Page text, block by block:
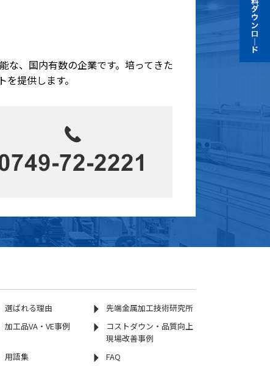
な、国内有数の企業です。培ってきた
提供します。
選ばれる理由
先端金属加工技術研究所
加工品VA・VE事例
コストダウン・品質向上
現場改善事例
用語集 FAQ